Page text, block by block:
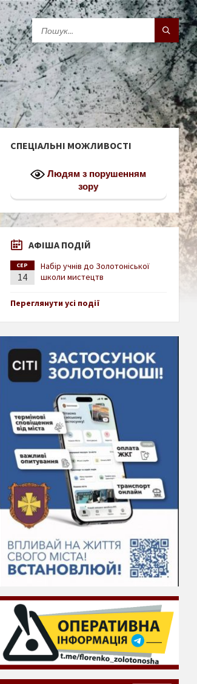
СПЕЦІАЛЬНІ МОЖЛИВОСТІ
Людям з порушенням
зору
АФІША ПОДІЙ
СЕР
14
Набір учнів до Золотоніської
школи мистецтв
Переглянути усі події